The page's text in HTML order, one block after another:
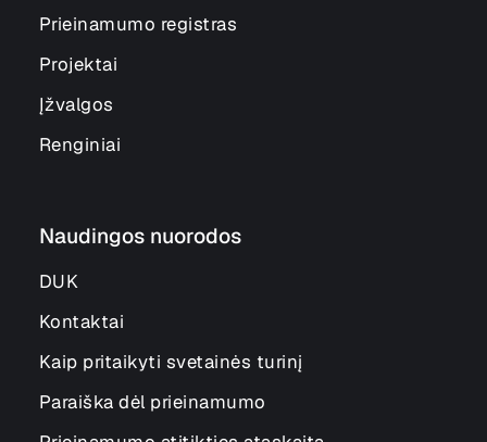
Prieinamumo registras
Projektai
Įžvalgos
Renginiai
Naudingos nuorodos
DUK
Kontaktai
Kaip pritaikyti svetainės turinį
Paraiška dėl prieinamumo